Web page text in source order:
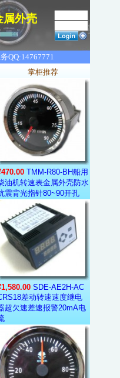
外壳
掌柜推荐
TMM-R80-BH船用
油机转速表金属外壳防水
震背光指针80~90开孔
SDE-AE2H-AC
差动转速速度继电
超欠速差速报警20mA电